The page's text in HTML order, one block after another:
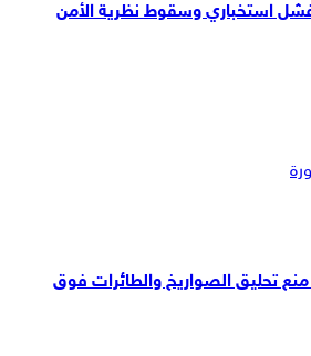
استخباري وسقوط نظرية الأمن
تحليق الصواريخ والطائرات فوق